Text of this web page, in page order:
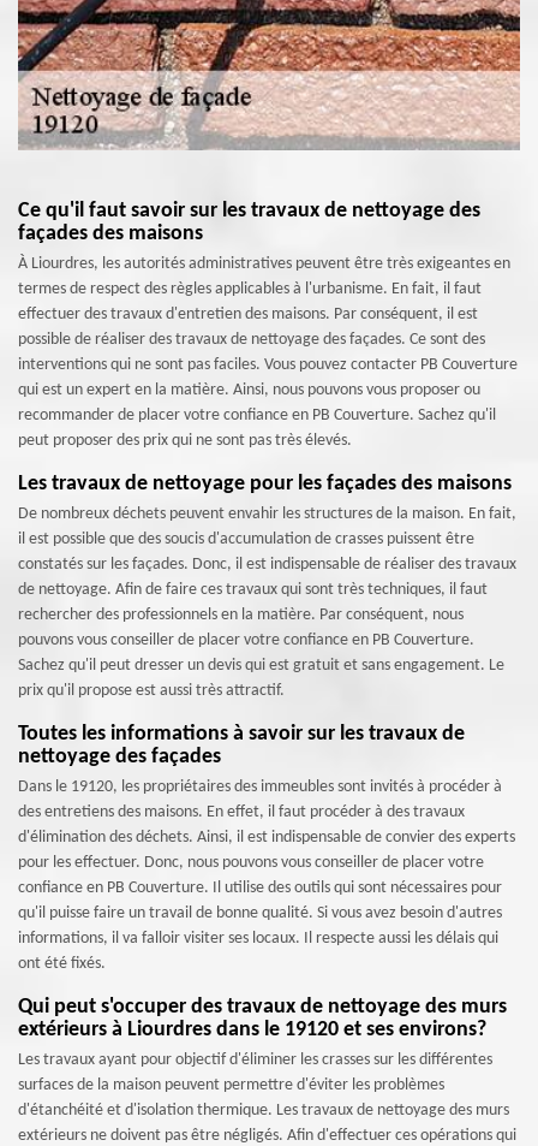
Ce qu'il faut savoir sur les travaux de nettoyage des
façades des maisons
À Liourdres, les autorités administratives peuvent être très exigeantes en
termes de respect des règles applicables à l'urbanisme. En fait, il faut
effectuer des travaux d'entretien des maisons. Par conséquent, il est
possible de réaliser des travaux de nettoyage des façades. Ce sont des
interventions qui ne sont pas faciles. Vous pouvez contacter PB Couverture
qui est un expert en la matière. Ainsi, nous pouvons vous proposer ou
recommander de placer votre confiance en PB Couverture. Sachez qu'il
peut proposer des prix qui ne sont pas très élevés.
Les travaux de nettoyage pour les façades des maisons
De nombreux déchets peuvent envahir les structures de la maison. En fait,
il est possible que des soucis d'accumulation de crasses puissent être
constatés sur les façades. Donc, il est indispensable de réaliser des travaux
de nettoyage. Afin de faire ces travaux qui sont très techniques, il faut
rechercher des professionnels en la matière. Par conséquent, nous
pouvons vous conseiller de placer votre confiance en PB Couverture.
Sachez qu'il peut dresser un devis qui est gratuit et sans engagement. Le
prix qu'il propose est aussi très attractif.
Toutes les informations à savoir sur les travaux de
nettoyage des façades
Dans le 19120, les propriétaires des immeubles sont invités à procéder à
des entretiens des maisons. En effet, il faut procéder à des travaux
d'élimination des déchets. Ainsi, il est indispensable de convier des experts
pour les effectuer. Donc, nous pouvons vous conseiller de placer votre
confiance en PB Couverture. Il utilise des outils qui sont nécessaires pour
qu'il puisse faire un travail de bonne qualité. Si vous avez besoin d'autres
informations, il va falloir visiter ses locaux. Il respecte aussi les délais qui
ont été fixés.
Qui peut s'occuper des travaux de nettoyage des murs
extérieurs à Liourdres dans le 19120 et ses environs?
Les travaux ayant pour objectif d'éliminer les crasses sur les différentes
surfaces de la maison peuvent permettre d'éviter les problèmes
d'étanchéité et d'isolation thermique. Les travaux de nettoyage des murs
extérieurs ne doivent pas être négligés. Afin d'effectuer ces opérations qui